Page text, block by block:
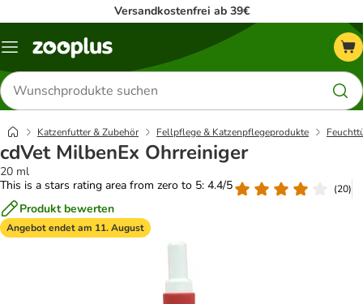
Versandkostenfrei ab 39€
Menü
Produkte
suchen
Katzenfutter & Zubehör Fellpflege & Katzenpflegeprodukte
cdVet MilbenEx Ohrreiniger
20 ml
This is a stars rating area from zero to 5: 4.4/5
(20)
Produkt bewerten
Angebot endet am 11. August